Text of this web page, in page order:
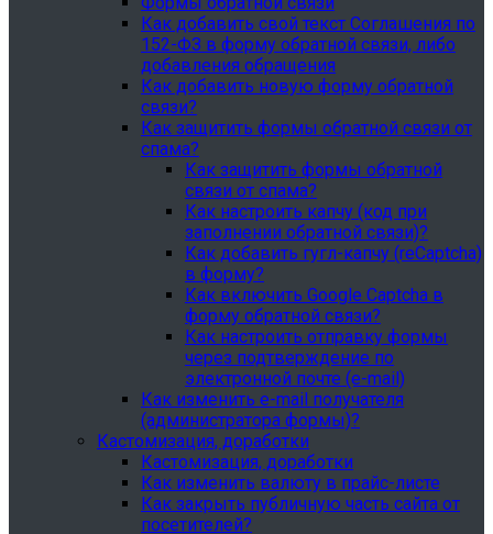
Как добавить свой текст Соглашения по
152-ФЗ в форму обратной связи, либо
добавления обращения
Как добавить новую форму обратной
связи?
Как защитить формы обратной связи от
спама?
Как защитить формы обратной
связи от спама?
Как настроить капчу (код при
заполнении обратной связи)?
Как добавить гугл-капчу (reCaptcha)
в форму?
Как включить Google Captcha в
форму обратной связи?
Как настроить отправку формы
через подтверждение по
электронной почте (e-mail)
Как изменить e-mail получателя
(администратора формы)?
Кастомизация, доработки
Кастомизация, доработки
Как изменить валюту в прайс-листе
Как закрыть публичную часть сайта от
посетителей?